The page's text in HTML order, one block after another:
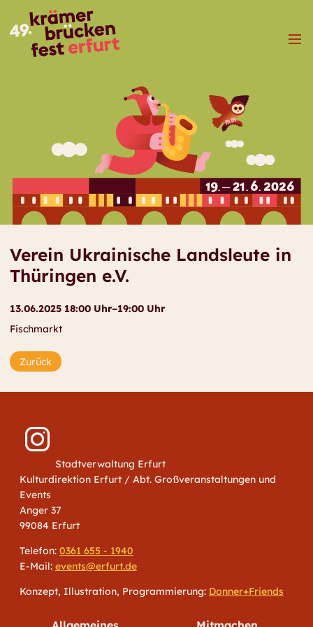
Menü
Verein Ukrainische Landsleute in
Thüringen e.V.
13.06.2025 18:00 Uhr–19:00 Uhr
Fischmarkt
Zurück
Stadtverwaltung Erfurt
Kulturdirektion Erfurt / Abt. Großveranstaltungen und
Events
Anger 37
99084 Erfurt
Telefon: 0361 655 - 1940
E-Mail: events@erfurt.de
Konzept, Illustration, Programmierung: Donner+Friends